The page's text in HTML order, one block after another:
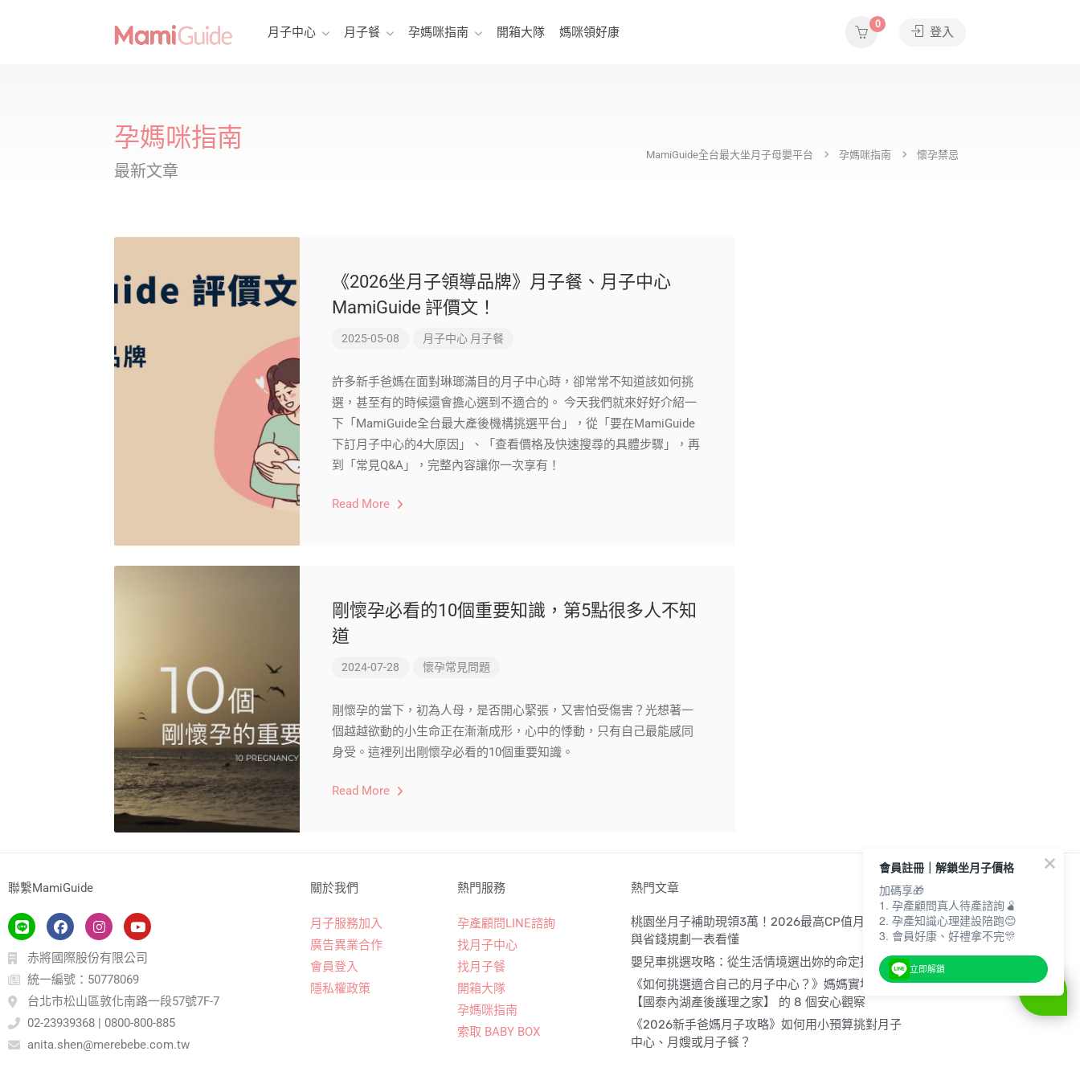
月子中心 月子餐 孕媽咪指南 開箱大隊 媽咪領好康
0
登入
孕媽咪指南
最新文章
MamiGuide全台最大坐月子母嬰平台 孕媽咪指南 懷孕禁忌
《2026坐月子領導品牌》月子餐、月子中心
MamiGuide 評價文！
2025-05-08 月子中心 月子餐
許多新手爸媽在面對琳瑯滿目的月子中心時，卻常常不知道該如何挑
選，甚至有的時候還會擔心選到不適合的。 今天我們就來好好介紹一
下「MamiGuide全台最大產後機構挑選平台」，從「要在MamiGuide
下訂月子中心的4大原因」、「查看價格及快速搜尋的具體步驟」，再
到「常見Q&A」，完整內容讓你一次享有！
Read More
剛懷孕必看的10個重要知識，第5點很多人不知
道
2024-07-28 懷孕常見問題
剛懷孕的當下，初為人母，是否開心緊張，又害怕受傷害？光想著一
個越越欲動的小生命正在漸漸成形，心中的悸動，只有自己最能感同
身受。這裡列出剛懷孕必看的10個重要知識。
Read More
聯繫MamiGuide
赤將國際股份有限公司
統一編號：50778069
台北市松山區敦化南路一段57號7F-7
02-23939368 | 0800-800-885
anita.shen@merebebe.com.tw
關於我們
月子服務加入
廣告異業合作
會員登入
隱私權政策
熱門服務
孕產顧問LINE諮詢
找月子中心
找月子餐
開箱大隊
孕媽咪指南
索取 BABY BOX
熱門文章
桃園坐月子補助現領3萬！2026最高CP值月中清單
與省錢規劃一表看懂
嬰兒車挑選攻略：從生活情境選出妳的命定推車！
《如何挑選適合自己的月子中心？》媽媽實地走訪
【國泰內湖產後護理之家】 的 8 個安心觀察
《2026新手爸媽月子攻略》如何用小預算挑對月子
中心、月嫂或月子餐？
會員註冊｜解鎖坐月子價格
加碼享🎁
1. 孕產顧問真人待產諮詢🫄
2. 孕產知識心理建設陪跑😊
3. 會員好康、好禮拿不完🎊
立即解鎖